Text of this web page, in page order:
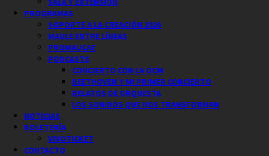
PROGRAMAS
SOPORTE A LA CREACIÓN 2026
MAULE ENTRE LÍNEAS
PROMAUCAE
PODCASTS
CONCIERTO CON LA OCM
BEETHOVEN Y MI PRIMER CONCIERTO
RELATOS DE ORQUESTA
LOS SONIDOS QUE NOS TRANSFORMAN
NOTICIAS
BOLETERÍA
VIVOTICKET
CONTACTO